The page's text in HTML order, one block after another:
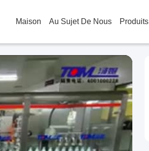
Maison Au Sujet De Nous Produits